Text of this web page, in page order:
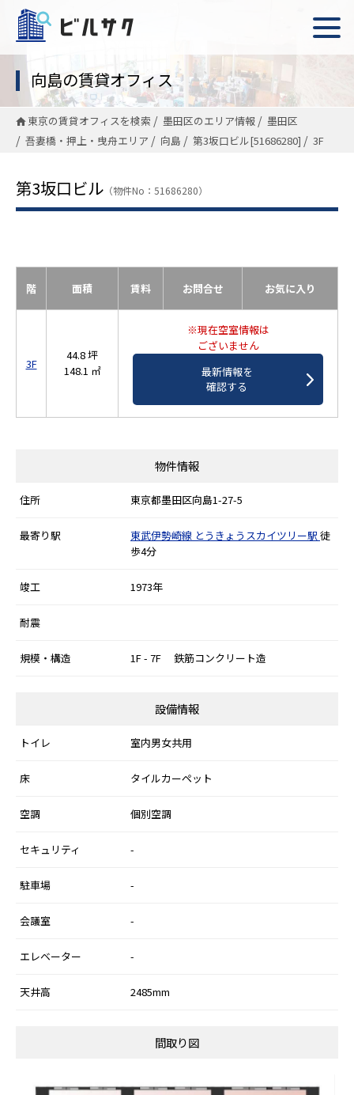
向島の賃貸オフィス
東京の賃貸オフィスを検索 墨田区のエリア情報
墨田区
吾妻橋・押上・曳舟エリア
向島 第3坂口ビル[51686280] 3F
第3坂口ビル （物件No：51686280）
階 面積 賃料 お問合せ お気に入り
3F
44.8 坪
148.1 ㎡
※現在空室情報は
ございません
最新情報を
確認する
物件情報
住所 東京都墨田区向島1-27-5
最寄り駅 東武伊勢崎線 とうきょうスカイツリー駅 徒
歩4分
竣工 1973年
耐震
規模・構造 1F - 7F 鉄筋コンクリート造
設備情報
トイレ 室内男女共用
床 タイルカーペット
空調 個別空調
セキュリティ -
駐車場 -
会議室 -
エレベーター -
天井高 2485mm
間取り図